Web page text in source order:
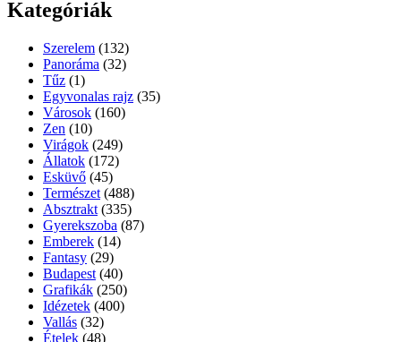
Kategóriák
Szerelem (132)
Panoráma (32)
Tűz (1)
Egyvonalas rajz (35)
Városok (160)
Zen (10)
Virágok (249)
Állatok (172)
Esküvő (45)
Természet (488)
Absztrakt (335)
Gyerekszoba (87)
Emberek (14)
Fantasy (29)
Budapest (40)
Grafikák (250)
Idézetek (400)
Vallás (32)
Ételek (48)